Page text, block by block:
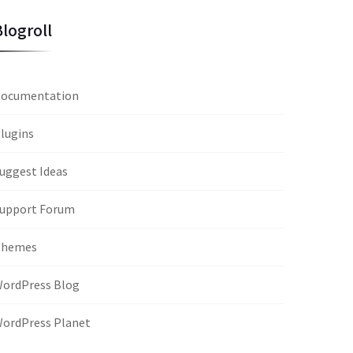
Ideas
Forum
Blog
Planet